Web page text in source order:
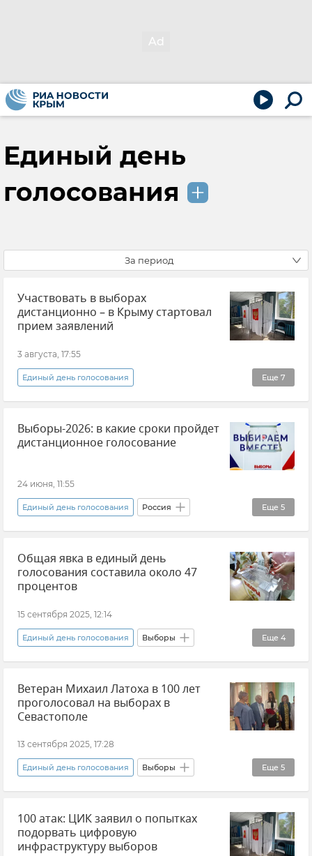
Единый день
голосования
За период
Участвовать в выборах
дистанционно – в Крыму стартовал
прием заявлений
3 августа, 17:55
Еще 7
Единый день голосования
Выборы в Крыму и Севастополе Выборы
Крым Новости Крыма Севастополь
Выборы-2026: в какие сроки пройдет
дистанционное голосование
24 июня, 11:55
Еще 5
Единый день голосования Россия
Выборы Центризбирком (ЦИК РФ)
Элла Памфилова
Дистанционное электронное голосование (ДЭГ)
Новости
Общая явка в единый день
голосования составила около 47
процентов
15 сентября 2025, 12:14
Еще 4
Единый день голосования Выборы
Россия
Элла Памфилова Новости
Ветеран Михаил Латоха в 100 лет
проголосовал на выборах в
Севастополе
13 сентября 2025, 17:28
Еще 5
Единый день голосования Выборы
Выборы губернатора Севастополя
Севастополь Новости Севастополя
Крым Новости Крыма
100 атак: ЦИК заявил о попытках
подорвать цифровую
инфраструктуру выборов